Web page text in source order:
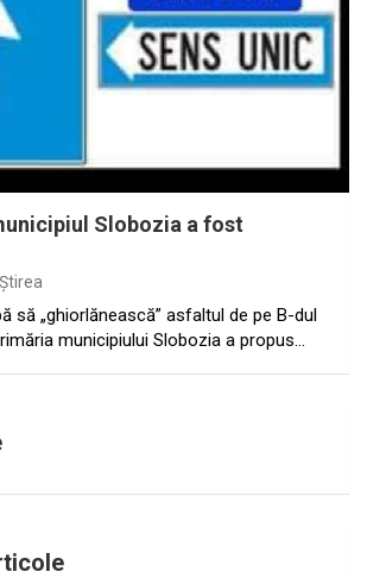
Slobozia a fost
Ştirea
să „ghiorlănească” asfaltul de pe B-dul
municipiului Slobozia a propus…